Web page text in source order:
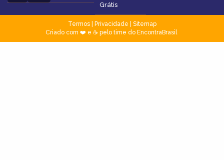
Grátis
Termos| Privacidade
Sitemap
Criado com ❤️ e ☕ pelo time do EncontraBrasil